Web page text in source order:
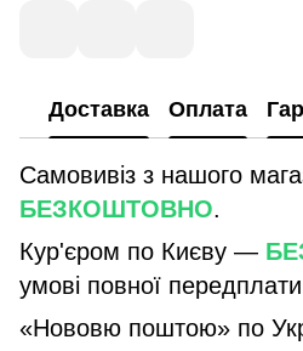
Доставка Оплата
Самовивіз з нашого
БЕЗКОШТОВНО.
Кур'єром по Києву —
умові повної передплати
«Нововю поштою» по